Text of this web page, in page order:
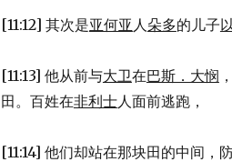
[11:12] 其次是亚何亚 人朵多的儿子
[11:13] 他从前与大卫在巴斯．大悯 ，
田。百姓在非利士人面前逃跑，
[11:14] 他们却站在那块田的中间，